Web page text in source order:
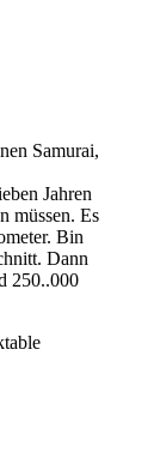
Samurai,
Jahren
müssen. Es
Bin
Dann
250..000